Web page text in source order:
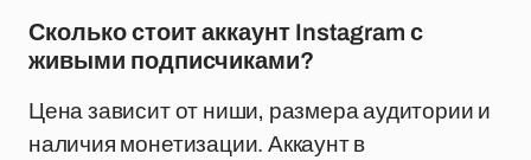
Сколько стоит аккаунт Instagram с
живыми подписчиками?
Цена зависит от ниши, размера аудитории и
наличия монетизации. Аккаунт в